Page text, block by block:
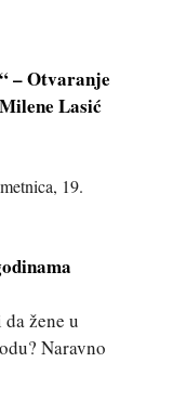
– Otvaranje
Lasić
19.
žene u
Naravno